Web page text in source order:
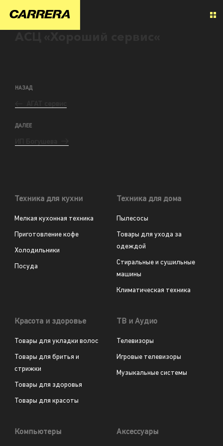
НАЗАД
ДАЛЕЕ
Техника для кухни
Мелкая кухонная техника
Приготовление кофе
Холодильники
Посуда
Техника для дома
Пылесосы
Товары для ухода за
одеждой
Стиральные и сушильные
машины
Климатическая техника
Красота и здоровье
Товары для укладки волос
Товары для бритья и
стрижки
Товары для здоровья
Товары для красоты
ТВ и Аудио
Телевизоры
Игровые телевизоры
Музыкальные системы
Компьютеры Аксессуары